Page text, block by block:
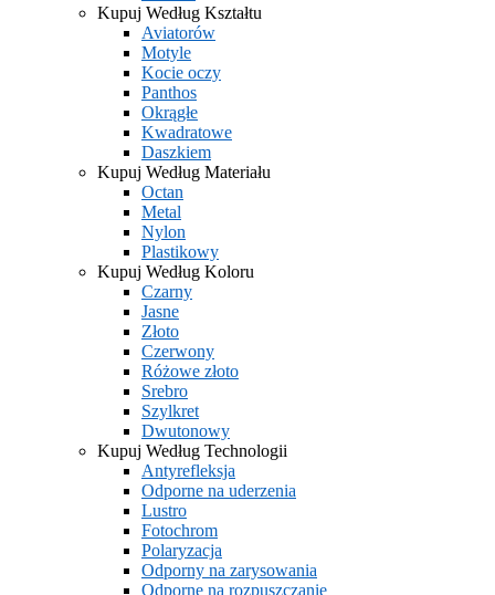
Kupuj Według Kształtu
Aviatorów
Motyle
Kocie oczy
Panthos
Okrągłe
Kwadratowe
Daszkiem
Kupuj Według Materiału
Octan
Metal
Nylon
Plastikowy
Kupuj Według Koloru
Czarny
Jasne
Złoto
Czerwony
Różowe złoto
Srebro
Szylkret
Dwutonowy
Kupuj Według Technologii
Antyrefleksja
Odporne na uderzenia
Lustro
Fotochrom
Polaryzacja
Odporny na zarysowania
Odporne na rozpuszczanie